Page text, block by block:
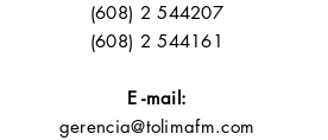
(608) 2 544207
(608) 2 544161
E -mail:
gerencia@tolimafm.com